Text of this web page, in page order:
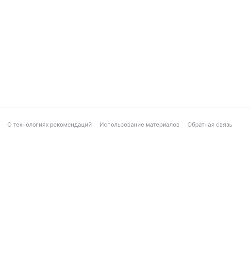
О технологиях рекомендаций Использование материалов Обратная связь